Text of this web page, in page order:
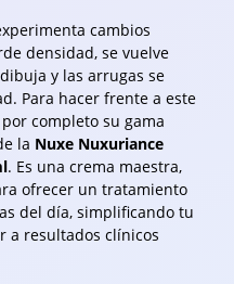
cambios
densidad, se vuelve
y las arrugas se
Para hacer frente a este
completo su gama
la Nuxe Nuxuriance
. Es una crema maestra,
ofrecer un tratamiento
del día, simplificando tu
a resultados clínicos